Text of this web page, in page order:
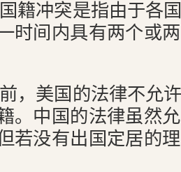
籍冲突是指由于各
时间内具有两个或
，美国的法律不允
。中国的法律虽然
若没有出国定居的